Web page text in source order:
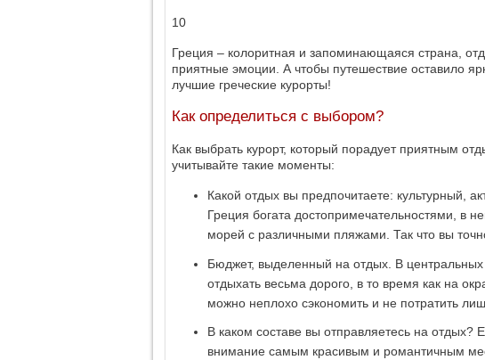
10
Греция – колоритная и запоминающаяся страна,
приятные эмоции. А чтобы путешествие оставило
лучшие греческие курорты!
Как определиться с выбором?
Как выбрать курорт, который порадует приятным
учитывайте такие моменты:
Какой отдых вы предпочитаете: культурный,
Греция богата достопримечательностями, в
морей с различными пляжами. Так что вы
Бюджет, выделенный на отдых. В центральных
отдыхать весьма дорого, в то время как на
можно неплохо сэкономить и не потратить
В каком составе вы отправляетесь на отдых?
внимание самым красивым и романтичным